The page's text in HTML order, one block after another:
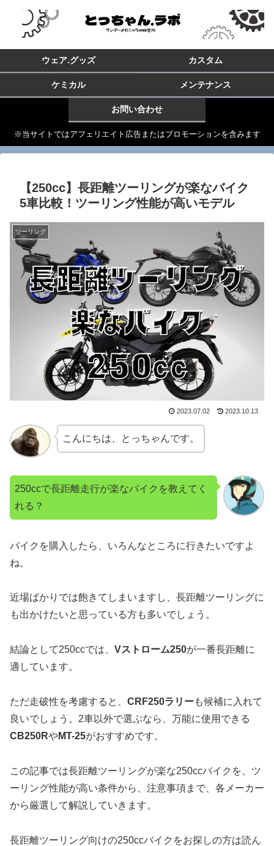
ウェア.グッズ カスタム
ケミカル メンテナンス
お問い合わせ
※当サイトではアフェリエイト広告またはプロモーションを含みます
【250cc】長距離ツーリングが楽なバイク
5車比較！ツーリング性能が高いモデル
ツーリング
2023.07.02 2023.10.13
こんにちは、とっちゃんです。
250ccで長距離走行が楽なバイクを教えてく
れる？
バイクを購入したら、いろんなところに行きたいですよ
ね。
近場ばかりでは飽きてしまいますし、長距離ツーリングに
も出かけたいと思っている方も多いでしょう。
結論として250ccでは、 Vストローム250が一番長距離に
適しています。
ただ走破性を考慮すると、 CRF250ラリーも候補に入れて
良いでしょう。2車以外で選ぶなら、万能に使用できる
CB250RやMT-25がおすすめです。
この記事では長距離ツーリングが楽な250ccバイクを、ツ
ーリング性能が高い条件から、注意事項まで、各メーカー
から厳選して解説していきます。
長距離ツーリング向けの250ccバイクをお探しの方は読ん